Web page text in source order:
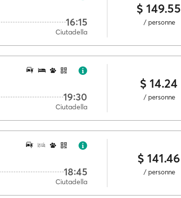
16:15
Ciutadella
$ 149.55
/ personne
19:30
Ciutadella
$ 14.24
/ personne
18:45
Ciutadella
$ 141.46
/ personne